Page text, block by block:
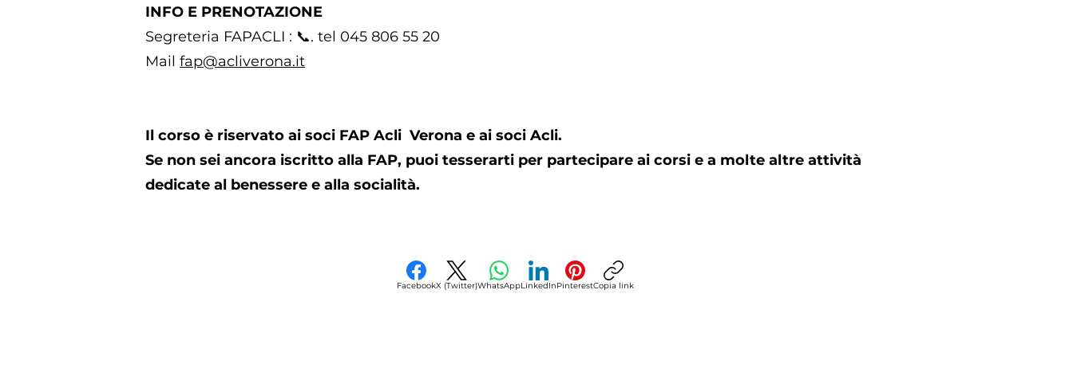
INFO E PRENOTAZIONE
Segreteria FAPACLI : 📞. tel 045 806 55 20
Mail fap@acliverona.it
Il corso è riservato ai soci FAP Acli Verona e ai soci Acli.
Se non sei ancora iscritto alla FAP, puoi tesserarti per partecipare ai corsi e a molte altre attività
dedicate al benessere e alla socialità.
FacebookX (Twitter)WhatsAppLinkedInPinterestCopia link